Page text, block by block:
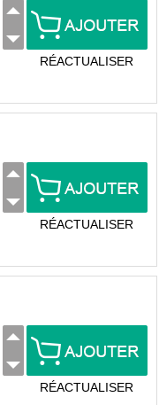
RÉACTUALISER
RÉACTUALISER
RÉACTUALISER